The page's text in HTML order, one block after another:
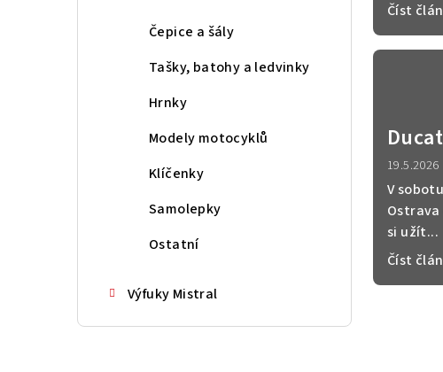
Čepice a šály
Tašky, batohy a ledvinky
Hrnky
Modely motocyklů
Klíčenky
Samolepky
Ostatní
Výfuky Mistral
Číst
19.5.2026
V
si užít...
Číst